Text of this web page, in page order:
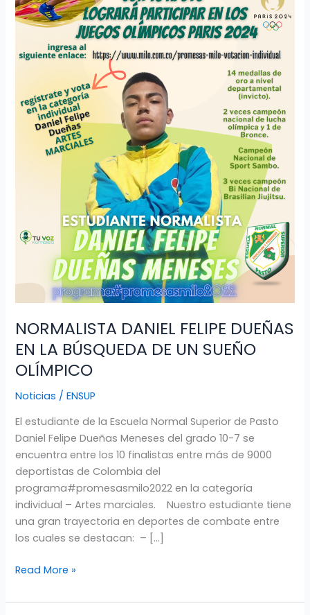
NORMALISTA DANIEL FELIPE DUEÑAS
EN LA BÚSQUEDA DE UN SUEÑO
OLÍMPICO
Noticias /ENSUP
El estudiante de la Escuela Normal Superior de Pasto
Daniel Felipe Dueñas Meneses del grado 10-7 se
encuentra entre los 10 finalistas entre más de 9000
deportistas de Colombia del
programa#promesasmilo2022 en la categoría
individual – Artes marciales. Nuestro estudiante tiene
una gran trayectoria en deportes de combate entre
los cuales se destacan: – […]
BÚSQUEDA
SUEÑO
Read More »